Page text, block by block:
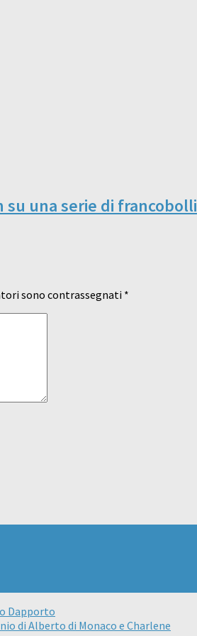
su una serie di francobolli
sono contrassegnati *
Dapporto
di Alberto di Monaco e Charlene